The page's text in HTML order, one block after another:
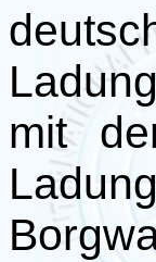
mit